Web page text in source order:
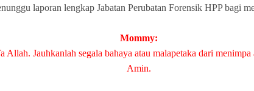
laporan lengkap Jabatan Perubatan Forensik HPP bagi
Mommy:
Allah. Jauhkanlah segala bahaya atau malapetaka dari menimpa
Amin.